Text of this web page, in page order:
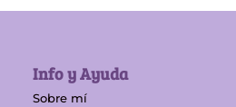
Info y Ayuda
Sobre mí